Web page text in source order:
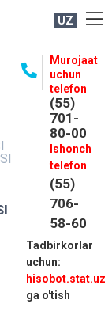
UZ
Murojaat
uchun
telefon
(55)
701-
80-00
Ishonch
telefon
(55)
706-
58-60
Tadbirkorlar
uchun:
hisobot.stat.uz
ga o'tish